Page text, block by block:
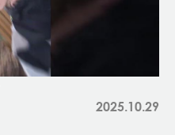
2025.10.29